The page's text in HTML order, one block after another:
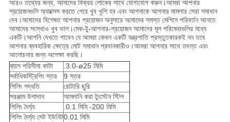
আরও তথ্যের জন্য, আমাদের বিক্রয় লোকের সাথে যোগাযোগ করুন।আমরা আপনার
প্রয়োজনগুলি অ্যাক্সেস করতে পেরে খুব খুশি হব এবং আপনাকে আপনার মামলার সেরা সমাধান
দেব।আমাদের বিশেষত আপনার প্রয়োজন অনুসারে আমাদের সমস্ত মেশিনে পরিবর্তন আনতে
আমাদের সংস্থাও খুব ভাল।মেক-টু-আপনার-প্রয়োজন আমাদের মূল পরিষেবাগুলির মধ্যে
একটি।আপনি দেখতে পাবেন যে আমরা কেবল একটি যন্ত্রপাতি প্রস্তুতকারকই নন তবে
আপনার ব্যবহারিক ক্ষেত্রে মোট সমাধান প্রদানকারীও।আমরা আপনার সাথে তদন্ত এবং
আলোচনার জন্য অপেক্ষা করছি।
ব্যাস পরিসীমা কাটা
.3.0-ø25 মিমি
সর্বাধিকস্ট্রিপিং স্তর
9 স্তর
পিলিং পদ্ধতি
রোটারি ছুরি
সরঞ্জাম উপাদান
আমদানি করা টুংস্টেন স্টিল
পিলিং দৈর্ঘ্য
.0.1 মিমি -200 মিমি
পিলিং দৈর্ঘ্য সেট ইউনিট0.01 মিমি